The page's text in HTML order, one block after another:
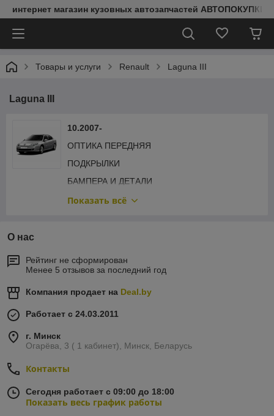
интернет магазин кузовных автозапчастей АВТОПОКУПКИ
Товары и услуги Renault Laguna III
Laguna III
10.2007-
ОПТИКА ПЕРЕДНЯЯ
ПОДКРЫЛКИ
БАМПЕРА И ДЕТАЛИ
ЗАЩИТА ДВИГАТЕЛЯ
Показать всё
О нас
Рейтинг не сформирован
Менее 5 отзывов за последний год
Компания продает на Deal.by
Работает с 24.03.2011
г. Минск
Огарёва, 3 ( 1 кабинет), Минск, Беларусь
Контакты
Сегодня работает с 09:00 до 18:00
Показать весь график работы